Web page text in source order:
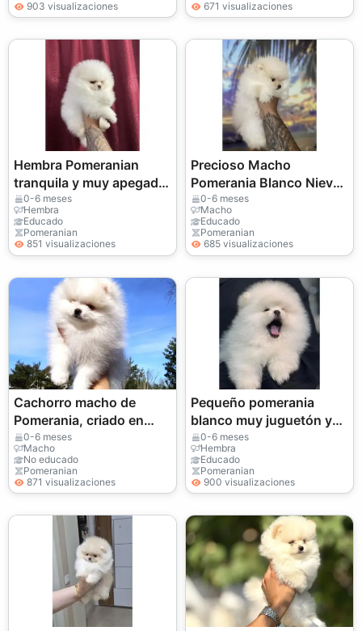
903 visualizaciones
671 visualizaciones
Hembra Pomeranian
tranquila y muy apegada
a las personas
0-6 meses
Hembra
Educado
Pomeranian
851 visualizaciones
Precioso Macho
Pomerania Blanco Nieve
- ¡Un Osito Muy
Cariñoso!
0-6 meses
Macho
Educado
Pomeranian
685 visualizaciones
Cachorro macho de
Pomerania, criado en
casa con un fuerte
vínculo social.
0-6 meses
Macho
No educado
Pomeranian
871 visualizaciones
Pequeño pomerania
blanco muy juguetón y
sociable
0-6 meses
Hembra
Educado
Pomeranian
900 visualizaciones